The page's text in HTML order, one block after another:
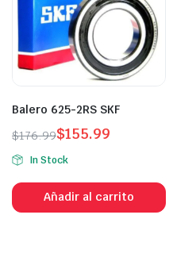
Balero 625-2RS SKF
$176.99$155.99
In Stock
Añadir al carrito